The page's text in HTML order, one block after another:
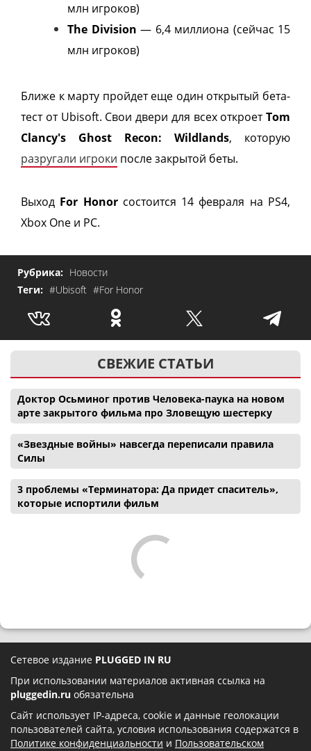
млн игроков)
The Division — 6,4 миллиона (сейчас 15
млн игроков)
Ближе к марту пройдет еще один открытый бета-
тест от Ubisoft. Свои двери для всех откроетTom
Clancy's Ghost Recon: Wildlands, которую
разругали игроки после закрытой беты.
Выход For Honorсостоится 14 февраля на PS4,
Xbox One и РС.
Рубрика: Новости
Теги: #Ubisoft #For Honor
СВЕЖИЕ СТАТЬИ
Доктор Осьминог против Человека-паука на новом
арте закрытого фильма про Зловещую шестерку
«Звездные войны» навсегда переписали правила
Силы
3 проблемы «Терминатора: Да придет спаситель»,
которые испортили фильм
Сетевое издание PLUGGED IN RU
При использовании материалов активная ссылка на
pluggedin.ru обязательна
Сайт использует IP-адреса, cookie и данные геолокации
пользователей сайта, условия использования содержатся в
Политике конфиденциальности и Пользовательском